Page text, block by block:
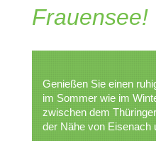
Frauensee!
Genießen Sie einen
im Sommer wie im
zwischen dem
der Nähe von Eisenach